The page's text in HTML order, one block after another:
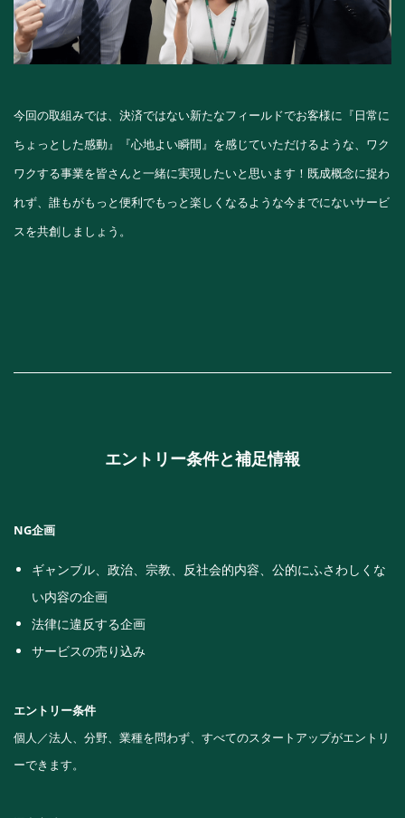
今回の取組みでは、決済ではない新たなフィールドでお客様に『日常に
ちょっとした感動』『心地よい瞬間』を感じていただけるような、ワク
ワクする事業を皆さんと一緒に実現したいと思います！既成概念に捉わ
れず、誰もがもっと便利でもっと楽しくなるような今までにないサービ
スを共創しましょう。
エントリー条件と補足情報
NG企画
ギャンブル、政治、宗教、反社会的内容、公的にふさわしくな
い内容の企画
法律に違反する企画
サービスの売り込み
エントリー条件
個人／法人、分野、業種を問わず、すべてのスタートアップがエントリ
ーできます。